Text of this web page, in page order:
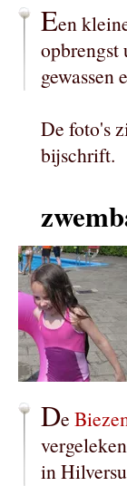
Een
gewassen
De foto's
bijschrift.
De
in